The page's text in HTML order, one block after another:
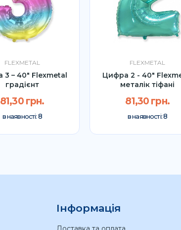
FLEXMETAL
3 – 40″ Flexmetal
градієнт
81,30 грн.
в наявності: 8
FLEXMETAL
Цифра 2 - 40"
металік тіфані
81,30 грн.
в наявності:8
Інформація